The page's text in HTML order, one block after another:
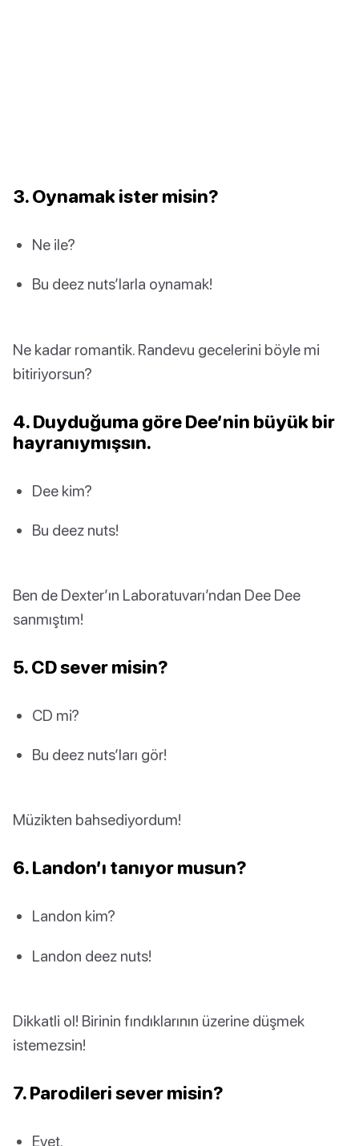
3. Oynamak ister misin?
Ne ile?
Bu deez nuts’larla oynamak!
Ne kadar romantik. Randevu gecelerini böyle mi
bitiriyorsun?
4. Duyduğuma göre Dee’nin büyük bir
hayranıymışsın.
Dee kim?
Bu deez nuts!
Ben de Dexter’ın Laboratuvarı’ndan Dee Dee
sanmıştım!
5. CD sever misin?
CD mi?
Bu deez nuts’ları gör!
Müzikten bahsediyordum!
6. Landon’ı tanıyor musun?
Landon kim?
Landon deez nuts!
Dikkatli ol! Birinin fındıklarının üzerine düşmek
istemezsin!
7. Parodileri sever misin?
Evet.